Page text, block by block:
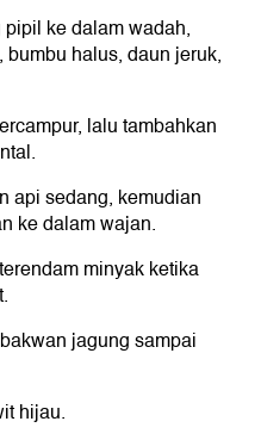
ke dalam wadah,
halus, daun jeruk,
lalu tambahkan
api sedang, kemudian
ke dalam wajan.
minyak ketika
jagung sampai
hijau.